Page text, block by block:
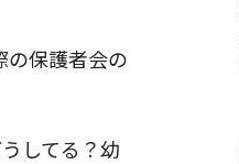
の保護者会の
してる？幼